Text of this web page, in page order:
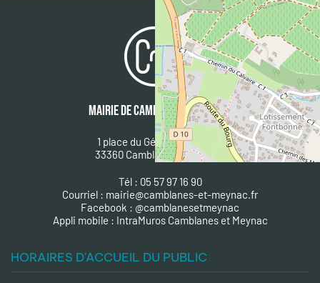
MAIRIE DE CAMBLANES & MEYNAC
1 place du Général De Gaulle
33360 Camblanes et Meynac
Tél : 05 57 97 16 90
Courriel : mairie@camblanes-et-meynac.fr
Facebook : @camblanesetmeynac
Appli mobile : IntraMuros Camblanes et Meynac
HORAIRES D'ACCUEIL DU PUBLIC